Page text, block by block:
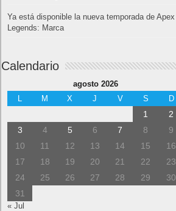
Ya está disponible la nueva temporada de Apex
Legends: Marca
Calendario
agosto 2026
L
M X J V S D
1
2
3
4 5 6 7 8
9
10
11 12 13 14 15
16
17
18 19 20 21 22
23
24
25 26 27 28 29
30
31
« Jul